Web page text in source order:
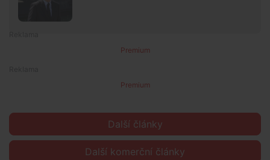
Premium
Premium
Další články
Další komerční články